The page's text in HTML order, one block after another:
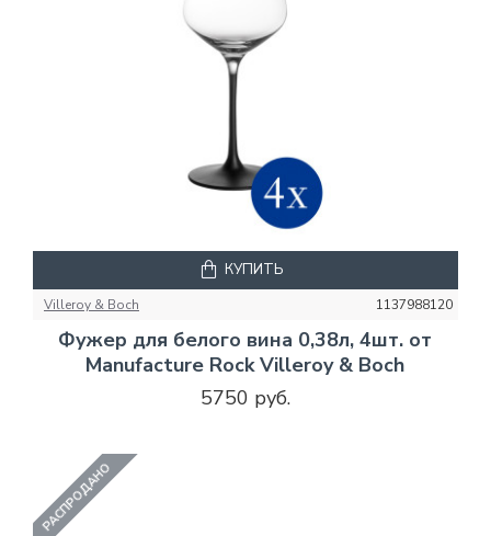
Villeroy & Boch 1137988120
Фужер для белого вина 0,38л, 4шт. от
Manufacture Rock Villeroy & Boch
5750 руб.
КУПИТЬ
РАСПРОДАНО